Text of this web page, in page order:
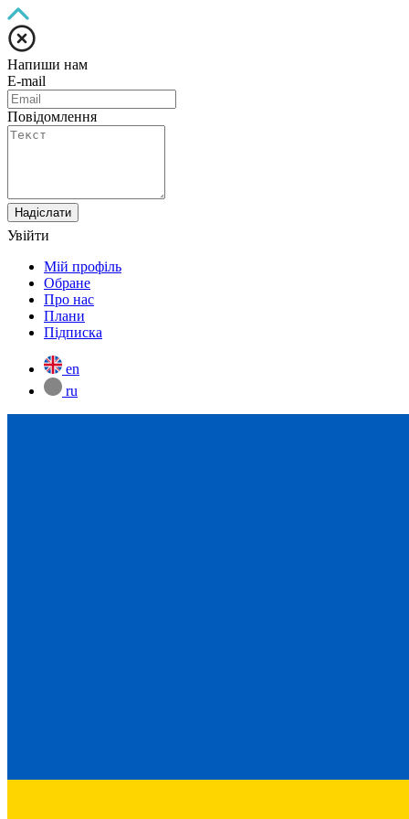
Напиши нам
E-mail
Повідомлення
Надіслати
Увійти
Мій профіль
Обране
Про нас
Плани
Підписка
en
ru